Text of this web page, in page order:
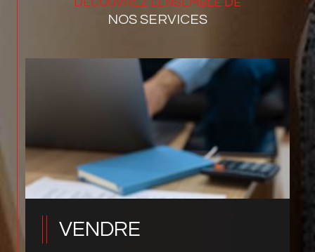
DÉCOUVREZ L'ENSEMBLE DE
NOS SERVICES
VENDRE